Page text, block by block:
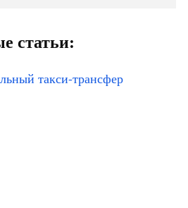
статьи:
такси-трансфер